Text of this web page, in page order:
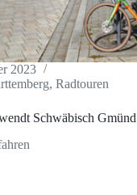
2023
, Radtouren
Schwäbisch Gmünd